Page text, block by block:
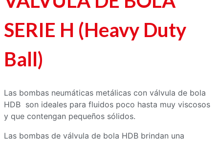
SERIE H (Heavy Duty
Ball)
Las bombas neumáticas metálicas con válvula de bola
HDB son ideales para fluidos poco hasta muy viscosos
y que contengan pequeños sólidos.
Las bombas de válvula de bola HDB brindan una